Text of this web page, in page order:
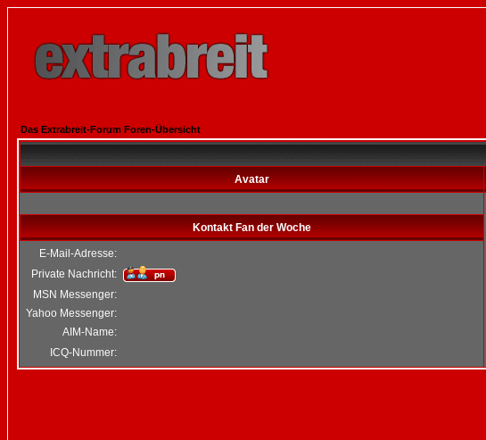
Das Extrabreit-Forum Foren-Übersicht
Avatar
Kontakt Fan der Woche
E-Mail-Adresse:
Private Nachricht:
MSN Messenger:
Yahoo Messenger:
AIM-Name:
ICQ-Nummer: